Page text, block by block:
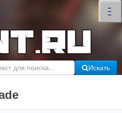
–
–
–
×
Искать